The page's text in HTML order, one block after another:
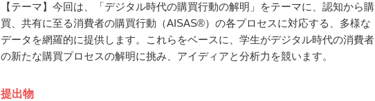
【テーマ】今回は、「デジタル時代の購買行動の解明」をテーマに、認知から購
買、共有に至る消費者の購買行動（AISAS®）の各プロセスに対応する、多様な
データを網羅的に提供します。これらをベースに、学生がデジタル時代の消費者
の新たな購買プロセスの解明に挑み、アイディアと分析力を競います。
提出物